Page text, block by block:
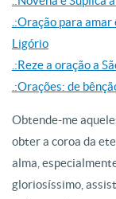
.:Oração para
Ligório
.:Reze a oração a
.:Orações: de
Obtende-me
obter a coroa da
alma,
gloriosíssimo,